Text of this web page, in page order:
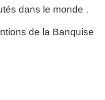
dans le monde .
de la Banquise